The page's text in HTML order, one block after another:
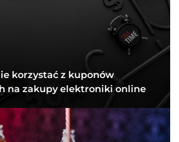
korzystać z kuponów
na zakupy elektroniki online